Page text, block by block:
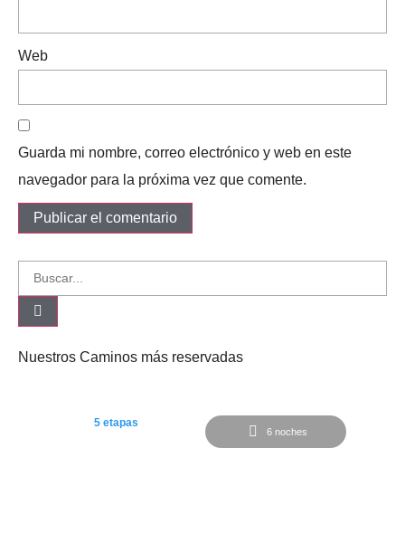
Web
Guarda mi nombre, correo electrónico y web en este
navegador para la próxima vez que comente.
Nuestros Caminos más reservadas
5 etapas
6 noches